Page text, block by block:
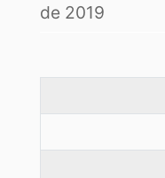
de 2019